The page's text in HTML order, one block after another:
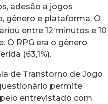
adesão a jogos
gênero e plataforma. O
entre 12 minutos e 10
O RPG era o gênero
(63,1%).
de Transtorno de Jogo
permite
entrevistado com